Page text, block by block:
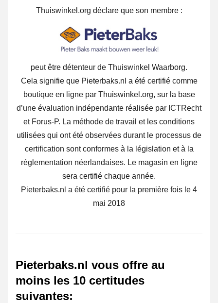
Thuiswinkel.org déclare que son membre :
peut être détenteur de Thuiswinkel Waarborg.
Cela signifie que Pieterbaks.nl a été certifié comme
boutique en ligne par Thuiswinkel.org, sur la base
d’une évaluation indépendante réalisée par ICTRecht
et Forus-P. La méthode de travail et les conditions
utilisées qui ont été observées durant le processus de
certification sont conformes à la législation et à la
réglementation néerlandaises. Le magasin en ligne
sera certifié chaque année.
Pieterbaks.nl a été certifié pour la première fois le 4
mai 2018
Pieterbaks.nl vous offre au
moins les 10 certitudes
suivantes: